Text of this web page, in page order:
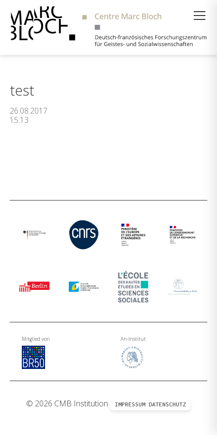
test
26.08.2017
15:13
Mitglied von An-Institut
© 2026 CMB Institution IMPRESSUM DATENSCHUTZ